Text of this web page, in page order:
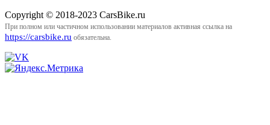
Copyright © 2018-2023 CarsBike.ru
При полном или частичном использовании материалов активная ссылка на
https://carsbike.ru обязательна.